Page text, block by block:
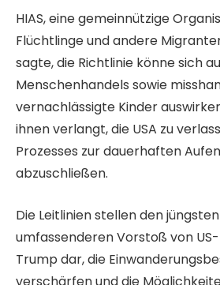
HIAS, eine gemeinnützige
Flüchtlinge und andere
sagte, die Richtlinie könne sich
Menschenhandels sowie
vernachlässigte Kinder
ihnen verlangt, die USA zu
Prozesses zur dauerhaften
abzuschließen.
Die Leitlinien stellen den
umfassenderen Vorstoß von
Trump dar, die